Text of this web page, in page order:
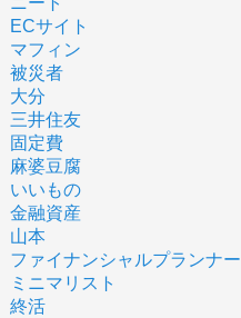
ECサイト
マフィン
被災者
大分
三井住友
固定費
麻婆豆腐
いいもの
金融資産
山本
ファイナンシャルプランナー
ミニマリスト
終活